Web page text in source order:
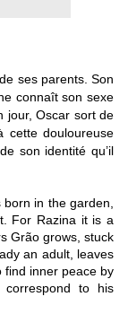
ses parents. Son
connaît son sexe
jour, Oscar sort de
cette douloureuse
son identité qu’il
in the garden,
For Razina it is a
Grão grows, stuck
an adult, leaves
find inner peace by
to his